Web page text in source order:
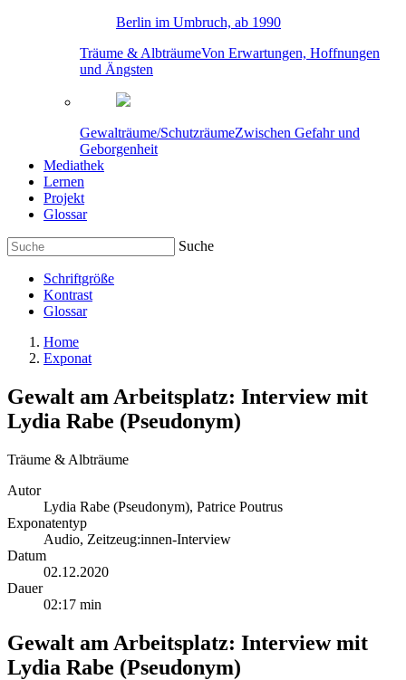
Berlin im Umbruch, ab 1990
Träume & AlbträumeVon Erwartungen, Hoffnungen
und Ängsten
Gewalträume/SchutzräumeZwischen Gefahr und
Geborgenheit
Mediathek
Lernen
Projekt
Glossar
Suche
Schriftgröße
Kontrast
Glossar
Home
Exponat
Gewalt am Arbeitsplatz: Interview mit
Lydia Rabe (Pseudonym)
Träume & Albträume
Autor
Lydia Rabe (Pseudonym), Patrice Poutrus
Exponatentyp
Audio, Zeitzeug:innen-Interview
Datum
02.12.2020
Dauer
02:17 min
Gewalt am Arbeitsplatz: Interview mit
Lydia Rabe (Pseudonym)